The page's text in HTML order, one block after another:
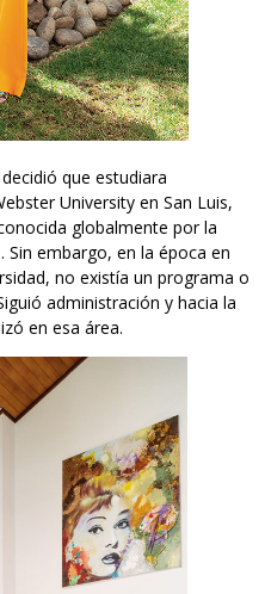
que estudiara
University en San Luis,
globalmente por la
Sin embargo, en la época en
no existía un programa o
administración y hacia la
en esa área.